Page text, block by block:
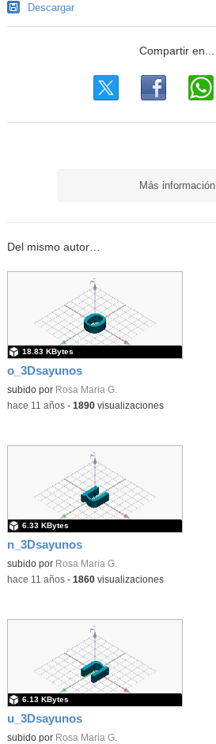
Descargar
Más información
Del mismo autor…
o_3Dsayunos
subido por Rosa Maria G.
18.83 KBytes
-hace 11 años- 1890visualizaciones
n_3Dsayunos
subido por Rosa Maria G.
6.33 KBytes
-hace 11 años- 1860visualizaciones
u_3Dsayunos
subido por Rosa Maria G.
6.13 KBytes